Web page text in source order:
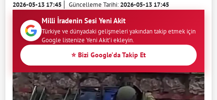
2026-05-13 17:45 Güncelleme Tarihi:2026-05-13 17:45
Milli İradenin Sesi Yeni Akit
Türkiye ve dünyadaki gelişmeleri yakından takip etmek için
Google listenize Yeni Akit'i ekleyin.
⭐ Bizi Google'da Takip Et